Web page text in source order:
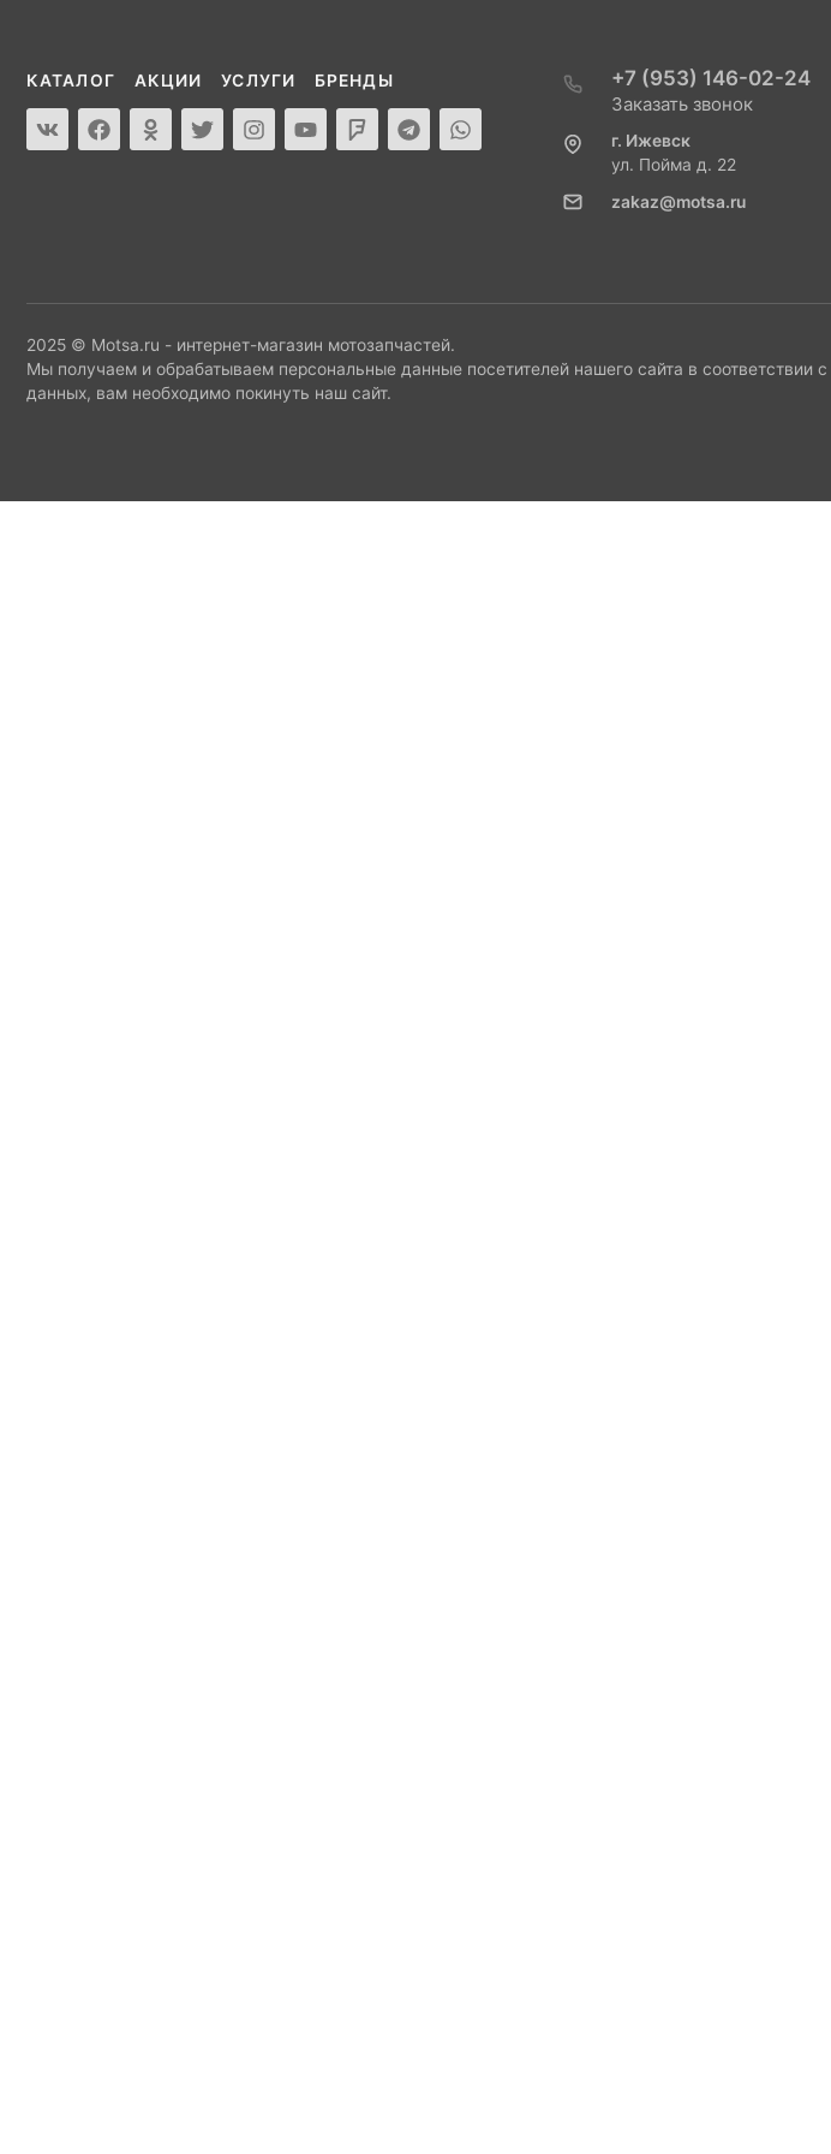
КАТАЛОГ АКЦИИ УСЛУГИ БРЕНДЫ +7 (953) 146-02-24
Заказать звонок
г. Ижевск
ул. Пойма д. 22
zakaz@motsa.ru
2025 © Motsa.ru - интернет-магазин мотозапчастей.
Мы получаем и обрабатываем персональные данные посетителей нашего сайта в соответствии с
данных, вам необходимо покинуть наш сайт.